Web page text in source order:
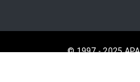
© 1997 - 2025